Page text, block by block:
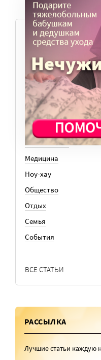
ТЕМЫ
Вера
Законы
История
Колонки
Кто есть кто
Личный опыт
Медицина
Ноу-хау
Общество
Отдых
Семья
События
ВСЕ СТАТЬИ
РАССЫЛКА
Лучшие статьи каждую